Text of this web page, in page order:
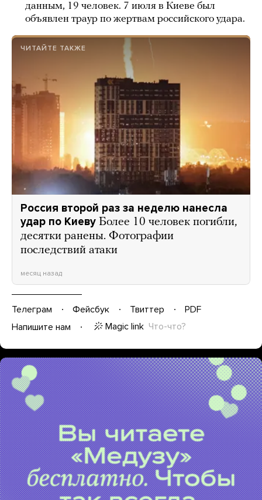
данным, 19 человек. 7 июля в Киеве был
объявлен траур по жертвам российского удара.
ЧИТАЙТЕ ТАКЖЕ
Россия второй раз за неделю нанесла
удар по Киеву Более 10 человек погибли,
десятки ранены. Фотографии
последствий атаки
месяц назад
Телеграм Фейсбук Твиттер
PDF
Напишите нам
Magic link Что-что?